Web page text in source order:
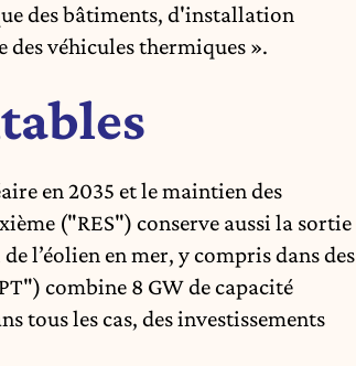
des bâtiments, d'installation
véhicules thermiques ».
en 2035 et le maintien des
("RES") conserve aussi la sortie
l’éolien en mer, y compris dans des
combine 8 GW de capacité
tous les cas, des investissements